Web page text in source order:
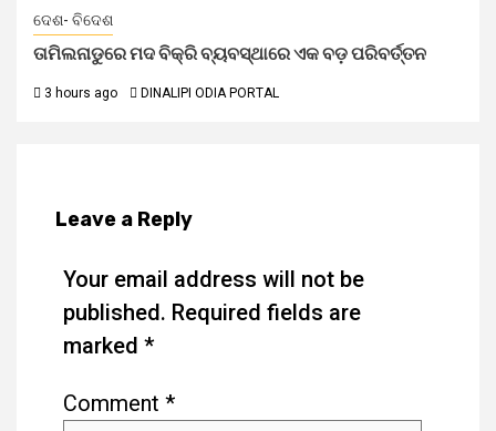
ଦେଶ- ବିଦେଶ
ତାମିଲନାଡୁରେ ମଦ ବିକ୍ରି ବ୍ୟବସ୍ଥାରେ ଏକ ବଡ଼ ପରିବର୍ତ୍ତନ
3 hours ago DINALIPI ODIA PORTAL
Leave a Reply
Your email address will not be
published. Required fields are
marked *
Comment *